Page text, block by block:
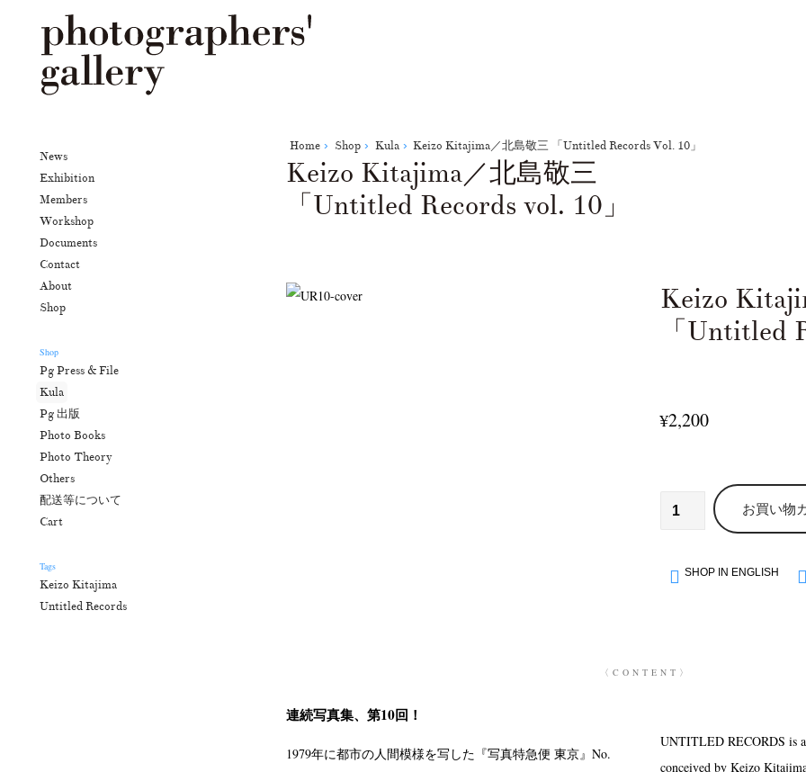
News
Exhibition
Members
Workshop
Documents
Contact
About
Shop
Shop
Pg Press & File
Kula
Pg 出版
Photo Books
Photo Theory
Others
配送等について
Cart
Tags
Keizo Kitajima
Untitled Records
Home Shop Kula Keizo Kitajima／北島敬三 「Untitled Records Vol. 10」
Keizo Kitajima／北島敬三
「Untitled Records vol. 10」
Keizo
「Untitled
¥2,200
お買い物
SHOP IN ENGLISH
〈CONTENT〉
連続写真集、第10回！
1979年に都市の人間模様を写した『写真特急便 東京』No.
UNTITLED RECORDS is
conceived by Keizo